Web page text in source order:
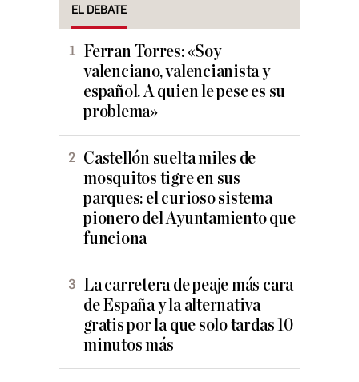
EL DEBATE
Ferran Torres: «Soy
valenciano, valencianista y
español. A quien le pese es su
problema»
Castellón suelta miles de
mosquitos tigre en sus
parques: el curioso sistema
pionero del Ayuntamiento que
funciona
La carretera de peaje más cara
de España y la alternativa
gratis por la que solo tardas 10
minutos más